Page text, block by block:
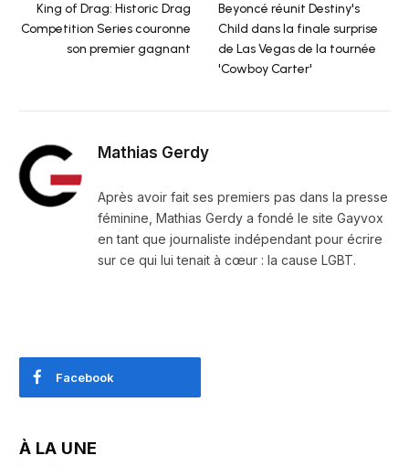
King of Drag: Historic Drag
Competition Series couronne
son premier gagnant
Beyoncé réunit Destiny's
Child dans la finale surprise
de Las Vegas de la tournée
'Cowboy Carter'
Mathias Gerdy
Après avoir fait ses premiers pas dans la presse
féminine, Mathias Gerdy a fondé le site Gayvox
en tant que journaliste indépendant pour écrire
sur ce qui lui tenait à cœur : la cause LGBT.
Facebook
À LA UNE